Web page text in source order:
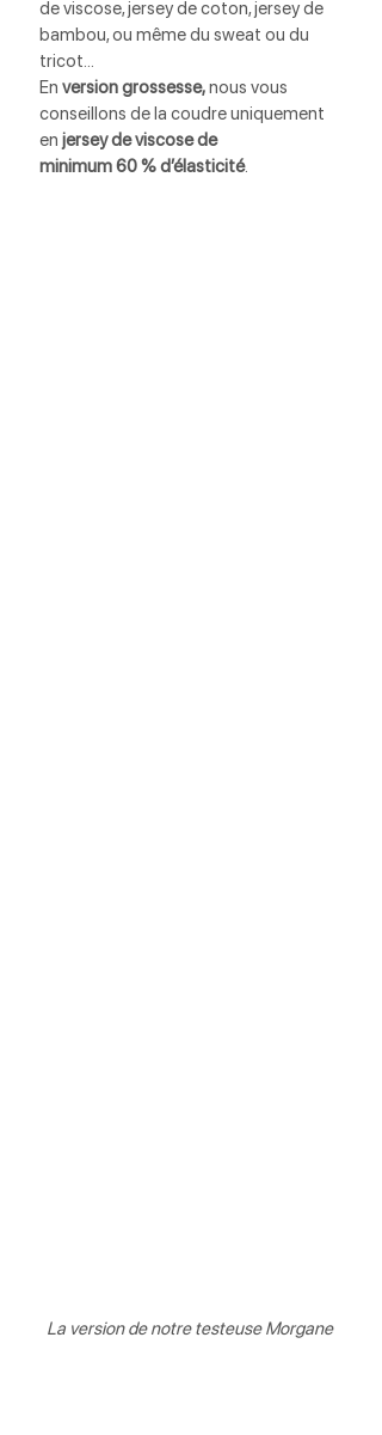
de viscose, jersey de coton, jersey de
bambou, ou même du sweat ou du
tricot…
En version grossesse, nous vous
conseillons de la coudre uniquement
en jersey de viscose de
minimum 60 % d’élasticité.
La version de notre testeuse Morgane